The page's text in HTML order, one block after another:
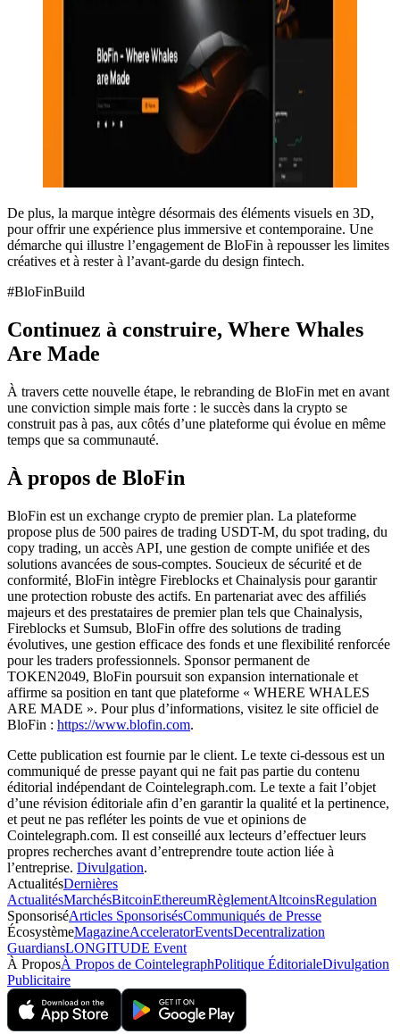
De plus, la marque intègre désormais des éléments visuels en 3D,
pour offrir une expérience plus immersive et contemporaine. Une
démarche qui illustre l’engagement de BloFin à repousser les limites
créatives et à rester à l’avant-garde du design fintech.
#BloFinBuild
Continuez à construire, Where Whales
Are Made
À travers cette nouvelle étape, le rebranding de BloFin met en avant
une conviction simple mais forte : le succès dans la crypto se
construit pas à pas, aux côtés d’une plateforme qui évolue en même
temps que sa communauté.
À propos de BloFin
BloFin est un exchange crypto de premier plan. La plateforme
propose plus de 500 paires de trading USDT-M, du spot trading, du
copy trading, un accès API, une gestion de compte unifiée et des
solutions avancées de sous-comptes. Soucieux de sécurité et de
conformité, BloFin intègre Fireblocks et Chainalysis pour garantir
une protection robuste des actifs. En partenariat avec des affiliés
majeurs et des prestataires de premier plan tels que Chainalysis,
Fireblocks et Sumsub, BloFin offre des solutions de trading
évolutives, une gestion efficace des fonds et une flexibilité renforcée
pour les traders professionnels. Sponsor permanent de
TOKEN2049, BloFin poursuit son expansion internationale et
affirme sa position en tant que plateforme « WHERE WHALES
ARE MADE ». Pour plus d’informations, visitez le site officiel de
BloFin : https://www.blofin.com.
Cette publication est fournie par le client. Le texte ci-dessous est un
communiqué de presse payant qui ne fait pas partie du contenu
éditorial indépendant de Cointelegraph.com. Le texte a fait l’objet
d’une révision éditoriale afin d’en garantir la qualité et la pertinence,
et peut ne pas refléter les points de vue et opinions de
Cointelegraph.com. Il est conseillé aux lecteurs d’effectuer leurs
propres recherches avant d’entreprendre toute action liée à
l’entreprise. Divulgation.
ActualitésDernières
ActualitésMarchésBitcoinEthereumRèglementAltcoinsRegulation
SponsoriséArticles SponsorisésCommuniqués de Presse
ÉcosystèmeMagazineAcceleratorEventsDecentralization
GuardiansLONGITUDE Event
À ProposÀ Propos de CointelegraphPolitique ÉditorialeDivulgation
Publicitaire